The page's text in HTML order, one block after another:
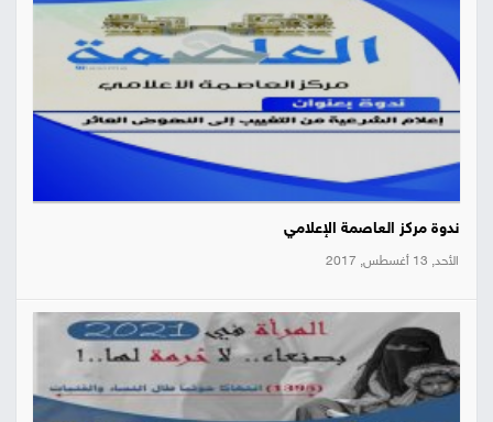
ندوة مركز العاصمة الإعلامي
الأحد, 13 أغسطس, 2017